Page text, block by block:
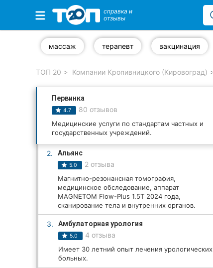
Избранные компании
Стоматологии
Частные клиники
Ветеринарные клиники
Автошколы
Все города:
справка и
отзывы
массаж терапевт вакцинация
ТОП 20 Компании Кропивницкого (Кировоград)
Первинка
4.7 80 отзывов
Медицинские услуги по стандартам частных и
государственных учреждений.
2. Альянс
5.0 2 отзыва
Магнитно-резонансная томография,
медицинское обследование, аппарат
MAGNETOM Flow-Plus 1.5T 2024 года,
сканирование тела и внутренних органов.
3. Амбулаторная урология
5.0 4 отзыва
Имеет 30 летний опыт лечения урологических
больных.